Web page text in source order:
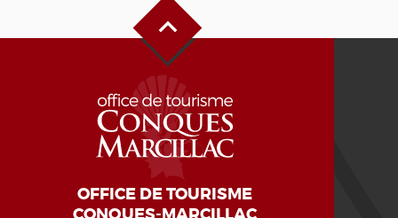
OFFICE DE TOURISME